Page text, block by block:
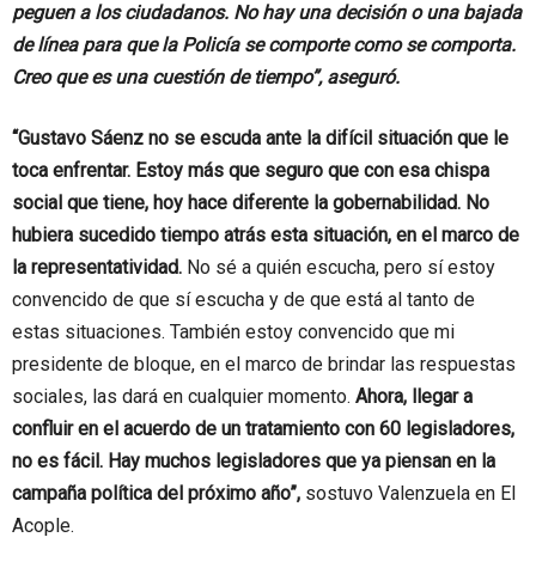
peguen a los ciudadanos. No hay una decisión o una bajada
de línea para que la Policía se comporte como se comporta.
Creo que es una cuestión de tiempo”, aseguró.
“Gustavo Sáenz no se escuda ante la difícil situación que le
toca enfrentar. Estoy más que seguro que con esa chispa
social que tiene, hoy hace diferente la gobernabilidad. No
hubiera sucedido tiempo atrás esta situación, en el marco de
la representatividad. No sé a quién escucha, pero sí estoy
convencido de que sí escucha y de que está al tanto de
estas situaciones. También estoy convencido que mi
presidente de bloque, en el marco de brindar las respuestas
sociales, las dará en cualquier momento. Ahora, llegar a
confluir en el acuerdo de un tratamiento con 60 legisladores,
no es fácil. Hay muchos legisladores que ya piensan en la
campaña política del próximo año”, sostuvo Valenzuela en El
Acople.